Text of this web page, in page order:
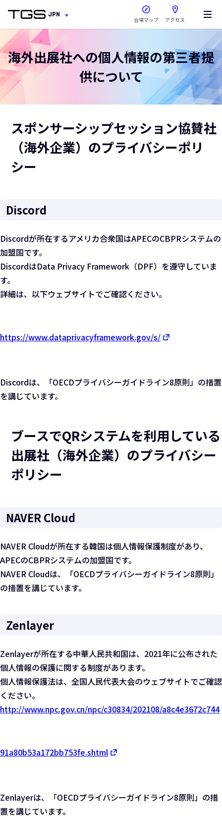
JPN
会場マップ アクセス
新しいウィンドウで開きま
海外出展社への個人情報の第三者提
供について
スポンサーシップセッション協賛社
（海外企業）のプライバシーポリ
シー
Discord
Discordが所在するアメリカ合衆国はAPECのCBPRシステムの
加盟国です。
DiscordはData Privacy Framework（DPF）を遵守していま
す。
詳細は、以下ウェブサイトでご確認ください。
https://www.dataprivacyframework.gov/s/
Discordは、「OECDプライバシーガイドライン8原則」の措置
を講じています。
ブースでQRシステムを利用している
出展社（海外企業）のプライバシー
ポリシー
NAVER Cloud
NAVER Cloudが所在する韓国は個人情報保護制度があり、
APECのCBPRシステムの加盟国です。
NAVER Cloudは、「OECDプライバシーガイドライン8原則」
の措置を講じています。
Zenlayer
Zenlayerが所在する中華人民共和国は、2021年に公布された
個人情報の保護に関する制度があります。
個人情報保護法は、全国人民代表大会のウェブサイトでご確認
ください。
http://www.npc.gov.cn/npc/c30834/202108/a8c4e3672c744
91a80b53a172bb753fe.shtml
Zenlayerは、「OECDプライバシーガイドライン8原則」の措
置を講じています。